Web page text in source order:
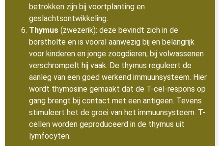
betrokken zijn bij voortplanting en
geslachtsontwikkeling.
Thymus (zwezerik): deze bevindt zich in de
borstholte en is vooral aanwezig bij en belangrijk
voor kinderen en jonge zoogdieren; bij volwassenen
verschrompelt hij vaak. De thymus reguleert de
aanleg van een goed werkend immuunsysteem. Hier
wordt thymosine gemaakt dat de T-cel-respons op
gang brengt bij contact met een antigeen. Tevens
stimuleert het de groei van het immuunsysteem. T-
cellen worden geproduceerd in de thymus uit
lymfocyten.